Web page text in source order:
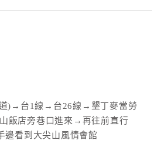
道)→台1線→台26線→墾丁麥當勞
飯店旁巷口進來→再往前直行
看到大尖山風情會館